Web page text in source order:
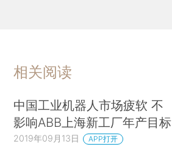
相关阅读
中国工业机器人市场疲软 不
影响ABB上海新工厂年产目标
2019年09月13日 APP打开